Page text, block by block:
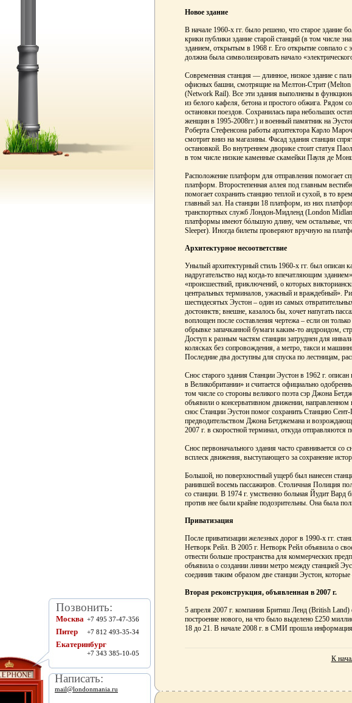
Новое здание
В начале 1960-х гг. было решено, что старое здание
крики публики здание старой станций (в том числе
зданием, открытым в 1968 г. Его открытие совпало с
должна была символизировать начало
Современная станция — длинное, низкое здание с
офисных башни, смотрящие на Мелтон-Стрит (Melton
(Network Rail). Все эти здания выполнены в
из белого кафеля, бетона и простого обжига. Рядом
остановки поездов. Сохранилась пара небольших
женщин в 1995-2008гг.) и военный памятник на
Роберта Стефенсона работы архитектора Карло
смотрит вниз на магазины. Фасад здания станции
остановкой. Во внутреннем дворике стоит статуя
в том числе низкие каменные скамейки Пауля де
Расположение платформ для отправления помогает
платформ. Второстепенная аллея под главным
помогает сохранить станцию теплой и сухой, в то
главный зал. На станции 18 платформ, из них
транспортных служб Лондон-Мидленд (London
платформы имеют бóльшую длину, чем остальные,
Sleeper). Иногда билеты проверяют вручную на
Архитектурное несоответствие
Унылый архитектурный стиль 1960-х гг. был описан
надругательство над когда-то впечатляющим
«происшествий, приключений, о которых
центральных терминалов, ужасный и враждебный».
шестидесятых Эустон – один из самых
достоинств; внешне, казалось бы, хочет напугать
воплощен после составления чертежа – если он
обрывке запачканной бумаги каким-то андроидом,
Доступ к разным частям станции затруднен для
колясках без сопровождения, а метро, такси и
Последние два доступны для спуска по лестницам,
Снос старого здания Станции Эустон в 1962 г.
в Великобритании» и считается официально
том числе со стороны великого поэта сэр Джона
объявили о консервативном движении,
снос Станции Эустон помог сохранить Станцию
предводительством Джона Бетджемана и
2007 г. в скоростной терминал, откуда отправляются
Снос первоначального здания часто сравнивается
всплеск движения, выступающего за сохранение
Большой, но поверхностный ущерб был нанесен
ранившей восемь пассажиров. Столичная Полиция
со станции. В 1974 г. умственно больная Йудит Вард
против нее были крайне подозрительны. Она была
Приватизация
После приватизации железных дорог в 1990-х гг.
Нетворк Рейл. В 2005 г. Нетворк Рейл объявила о
отвести больше пространства для коммерческих
объявила о создании линии метро между станцией
соединив таким образом две станции Эустон,
Вторая реконструкция, объявленная в 2007 г.
5 апреля 2007 г. компания Бритиш Ленд (British Land)
построение нового, на что было выделено £250
18 до 21. В начале 2008 г. в СМИ прошла информация
К
Позвонить:
Москва +7 495 37-47-356
Питер +7 812 493-35-34
Екатеринбург
+7 343 385-10-05
Написать:
mail@londonmania.ru